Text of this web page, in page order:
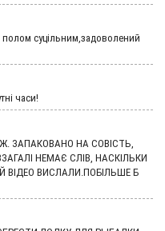
суцільним,задоволений
часи!
ЗАПАКОВАНО НА СОВІСТЬ,
НЕМАЄ СЛІВ, НАСКІЛЬКИ
ВИСЛАЛИ.ПОБІЛЬШЕ Б